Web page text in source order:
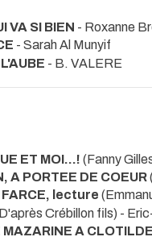
VA SI BIEN - Roxanne
- Sarah Al Munyif
- B. VALERE
ET MOI...! (Fanny
A PORTEE DE COEUR
lecture
Crébillon fils) -
MAZARINE A CLOTILDE